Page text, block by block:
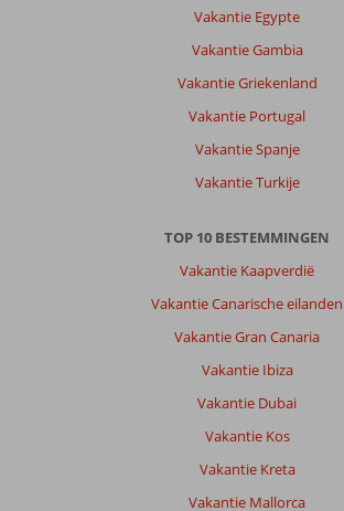
Vakantie Egypte
Vakantie Gambia
Vakantie Griekenland
Vakantie Portugal
Vakantie Spanje
Vakantie Turkije
TOP 10 BESTEMMINGEN
Vakantie Kaapverdië
Vakantie Canarische eilanden
Vakantie Gran Canaria
Vakantie Ibiza
Vakantie Dubai
Vakantie Kos
Vakantie Kreta
Vakantie Mallorca